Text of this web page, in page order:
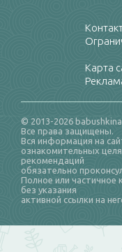
Карта
© 2013-2026
Все права защищены.
Вся информация на
ознакомительных
рекомендаций
обязательно
Полное или частичное
без указания
активной ссылки на